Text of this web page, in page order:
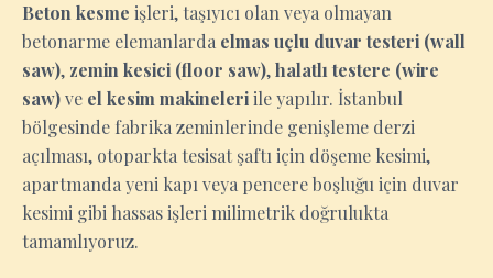
Beton kesme işleri, taşıyıcı olan veya olmayan
betonarme elemanlarda elmas uçlu duvar testeri (wall
saw), zemin kesici (floor saw),halatlı testere (wire
saw)ve el kesim makineleriile yapılır. İstanbul
bölgesinde fabrika zeminlerinde genişleme derzi
açılması, otoparkta tesisat şaftı için döşeme kesimi,
apartmanda yeni kapı veya pencere boşluğu için duvar
kesimi gibi hassas işleri milimetrik doğrulukta
tamamlıyoruz.